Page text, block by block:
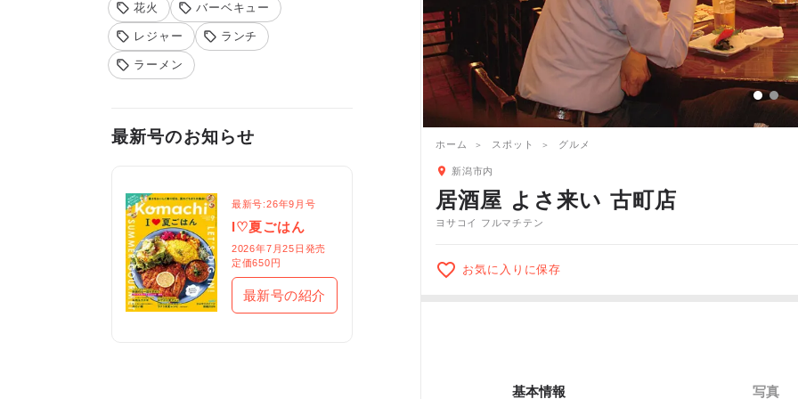
花火 バーベキュー
レジャー ランチ
ラーメン
最新号のお知らせ
最新号:26年9月号
I♡夏ごはん
2026年7月25日発売
定価650円
最新号の紹介
ホーム スポット グルメ
新潟市内
居酒屋 よさ来い 古町店
ヨサコイ フルマチテン
お気に入りに保存
基本情報 写真